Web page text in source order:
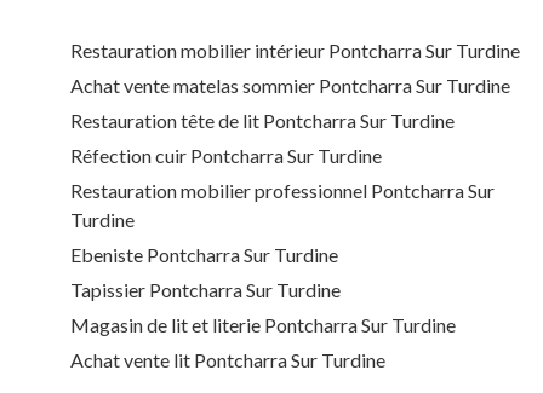
Restauration mobilier intérieur Pontcharra Sur Turdine
Achat vente matelas sommier Pontcharra Sur Turdine
Restauration tête de lit Pontcharra Sur Turdine
Réfection cuir Pontcharra Sur Turdine
Restauration mobilier professionnel Pontcharra Sur
Turdine
Ebeniste Pontcharra Sur Turdine
Tapissier Pontcharra Sur Turdine
Magasin de lit et literie Pontcharra Sur Turdine
Achat vente lit Pontcharra Sur Turdine